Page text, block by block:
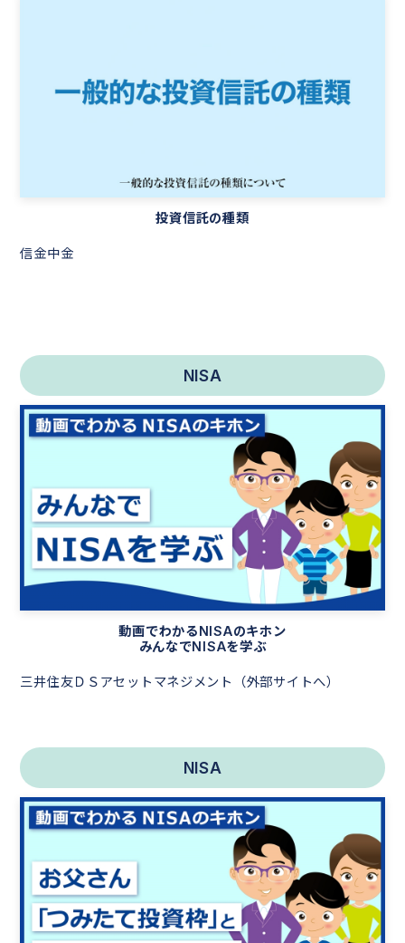
投資信託の種類
信金中金
NISA
動画でわかるNISAのキホン
みんなでNISAを学ぶ
三井住友ＤＳアセットマネジメント（外部サイトへ）
NISA